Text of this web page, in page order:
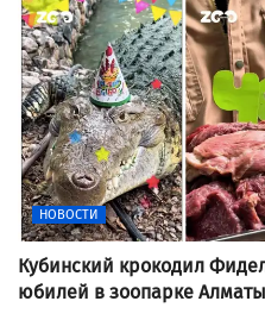
НОВОСТИ
Кубинский крокодил
юбилей в зоопарке Алматы